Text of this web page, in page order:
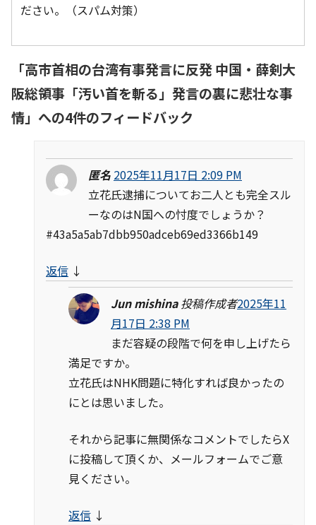
ださい。（スパム対策）
「高市首相の台湾有事発言に反発 中国・薛剣大
阪総領事「汚い首を斬る」発言の裏に悲壮な事
情」への4件のフィードバック
匿名 2025年11月17日 2:09 PM
立花氏逮捕についてお二人とも完全スル
ーなのはN国への忖度でしょうか？
#43a5a5ab7dbb950adceb69ed3366b149
返信 ↓
Jun mishina 投稿作成者2025年11
月17日 2:38 PM
まだ容疑の段階で何を申し上げたら
満足ですか。
立花氏はNHK問題に特化すれば良かったの
にとは思いました。
それから記事に無関係なコメントでしたらX
に投稿して頂くか、メールフォームでご意
見ください。
返信 ↓